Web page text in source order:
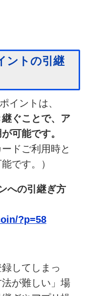
ントの引継
イントは、
継ぐことで、ア
可能です。
ドご利用時と
です。）
への引継ぎ方
?p=58
してしまっ
が難しい」場